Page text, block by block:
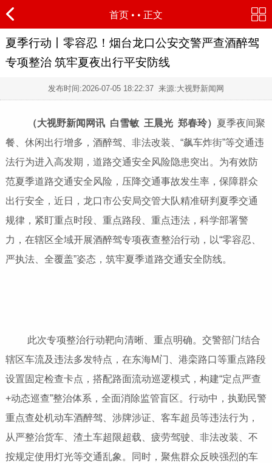
首页 • • 正文
夏季行动丨零容忍！烟台龙口公安交警严查酒醉驾
专项整治 筑牢夏夜出行平安防线
发布时间:2026-07-05 18:22:37 来源:大视野新闻网
（大视野新闻网讯 白雪敏 王晨光 郑春玲） 夏季夜间聚
餐、休闲出行增多，酒醉驾、非法改装、“飙车炸街”等交通违
法行为进入高发期，道路交通安全风险隐患突出。为有效防
范夏季道路交通安全风险，压降交通事故发生率，保障群众
出行安全，近日，龙口市公安局交管大队精准研判夏季交通
规律，紧盯重点时段、重点路段、重点违法，科学部署警
力，在辖区全域开展酒醉驾专项夜查整治行动，以“零容忍、
严执法、全覆盖”姿态，筑牢夏季道路交通安全防线。
此次专项整治行动靶向清晰、重点明确。交警部门结合
辖区车流及违法多发特点，在东海M门、港栾路口等重点路段
设置固定检查卡点，搭配路面流动巡逻模式，构建“定点严查
+动态巡查”整治体系，全面消除监管盲区。行动中，执勤民警
重点查处机动车酒醉驾、涉牌涉证、客车超员等违法行为，
从严整治货车、渣土车超限超载、疲劳驾驶、非法改装、不
按规定使用灯光等交通乱象。同时，聚焦群众反映强烈的车